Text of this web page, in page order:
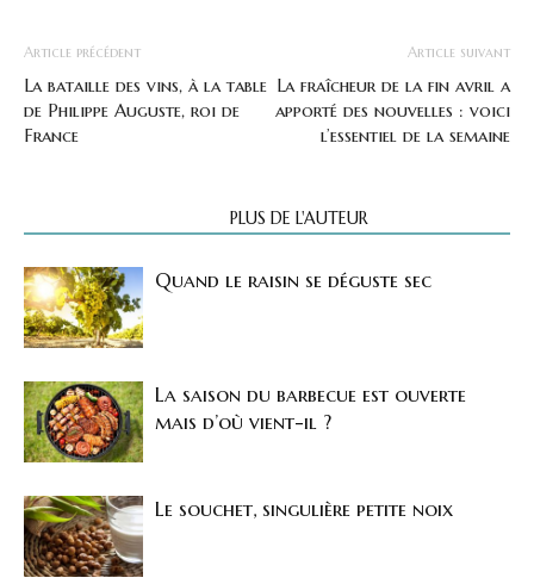
Article précédent
La bataille des vins, à la table
de Philippe Auguste, roi de
France
Article suivant
La fraîcheur de la fin avril a
apporté des nouvelles : voici
l’essentiel de la semaine
PLUS DE L'AUTEUR
Quand le raisin se déguste sec
La saison du barbecue est ouverte
mais d’où vient-il ?
Le souchet, singulière petite noix